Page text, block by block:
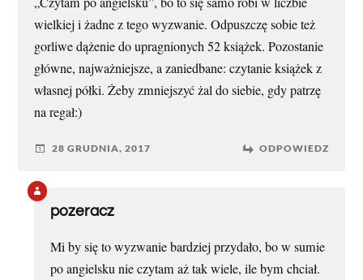
wielkiej i żadne z tego wyzwanie. Odpuszczę sobie też
gorliwe dążenie do upragnionych 52 książek. Pozostanie
główne, najważniejsze, a zaniedbane: czytanie książek z
własnej półki. Żeby zmniejszyć żal do siebie, gdy patrzę
na regał:)
28 GRUDNIA, 2017 ODPOWIEDZ
pozeracz
Mi by się to wyzwanie bardziej przydało, bo w sumie
po angielsku nie czytam aż tak wiele, ile bym chciał.